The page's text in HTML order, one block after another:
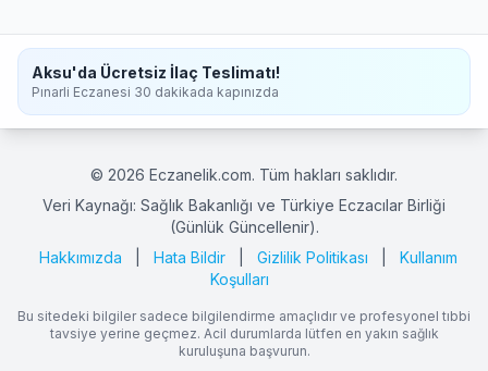
Aksu'da Ücretsiz İlaç Teslimatı!
Pınarli Eczanesi 30 dakikada kapınızda
© 2026 Eczanelik.com. Tüm hakları saklıdır.
Veri Kaynağı: Sağlık Bakanlığı ve Türkiye Eczacılar Birliği
(Günlük Güncellenir).
Hakkımızda
Hata Bildir Gizlilik Politikası
Kullanım
Koşulları
Bu sitedeki bilgiler sadece bilgilendirme amaçlıdır ve profesyonel tıbbi
tavsiye yerine geçmez. Acil durumlarda lütfen en yakın sağlık
kuruluşuna başvurun.